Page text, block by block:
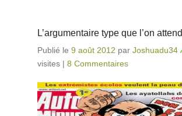
L’argumentaire type que l’on attend
Publié le 9 août 2012 par Joshuadu34
visites | 8 Commentaires